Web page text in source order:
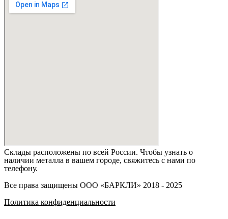
Склады расположены по всей России. Чтобы узнать о
наличии металла в вашем городе, свяжитесь с нами по
телефону.
Все права защищены ООО «БАРКЛИ» 2018 - 2025
Политика конфиденциальности